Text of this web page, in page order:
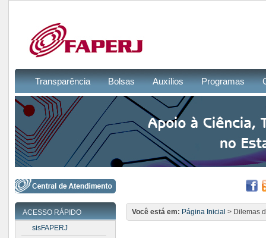
Transparência Bolsas Auxílios Programas
ACESSO RÁPIDO
sisFAPERJ
Você está em: Página Inicial > Dilemas